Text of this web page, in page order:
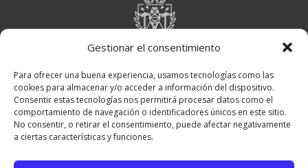
Gestionar el consentimiento
Para ofrecer una buena experiencia, usamos tecnologías como las
cookies para almacenar y/o acceder a información del dispositivo.
Consentir estas tecnologías nos permitirá procesar datos como el
comportamiento de navegación o identificadores únicos en este sitio.
No consentir, o retirar el consentimiento, puede afectar negativamente
a ciertas características y funciones.